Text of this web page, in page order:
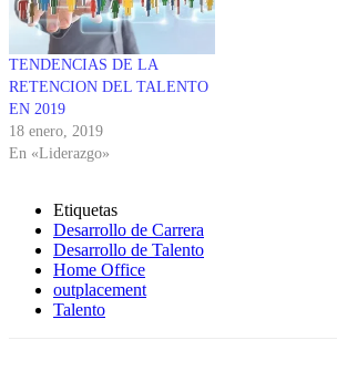
TENDENCIAS DE LA
RETENCION DEL TALENTO
EN 2019
18 enero, 2019
En «Liderazgo»
Etiquetas
Desarrollo de Carrera
Desarrollo de Talento
Home Office
outplacement
Talento